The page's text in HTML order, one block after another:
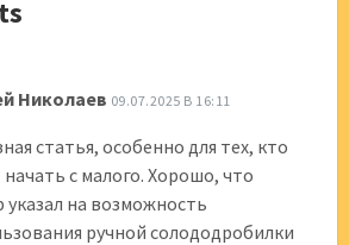
Николаев 09.07.2025 В 16:11
статья, особенно для тех, кто
начать с малого. Хорошо, что
указал на возможность
ручной солододробилки